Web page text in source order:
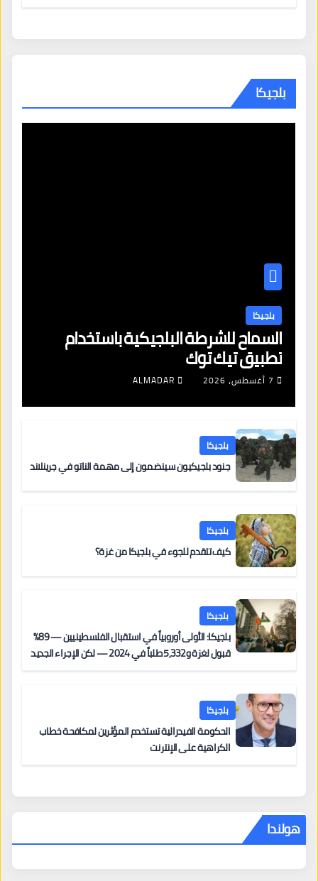
بلجيكا
بلجيكا
السماح للشرطة البلجيكية باستخدام
تطبيق تيك توك
7 أغسطس، 2026 ALMADAR
بلجيكا
جنود بلجيكيون سينضمون إلى مهمة الناتو في جرينلاند
بلجيكا
كيف تتقدم للجوء في بلجيكا من غزة؟
بلجيكا
بلجيكا: الأولى أوروبياً في استقبال الفلسطينيين — 89%
قبول لغزة و5,332 طلباً في 2024 — لكن الإجراء الجديد
بلجيكا
الحكومة الفيدرالية تستخدم المؤثرين لمكافحة خطاب
الكراهية على الإنترنت
هولندا